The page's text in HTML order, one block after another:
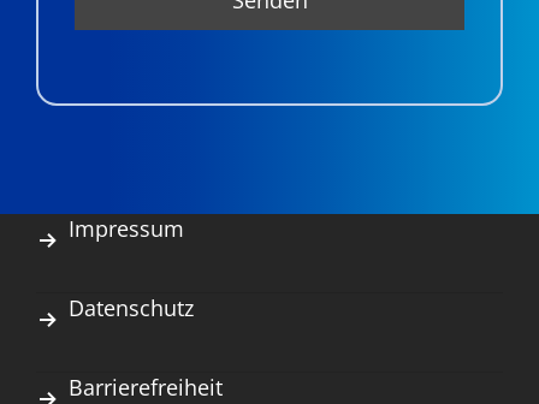
Impressum
Datenschutz
Barrierefreiheit